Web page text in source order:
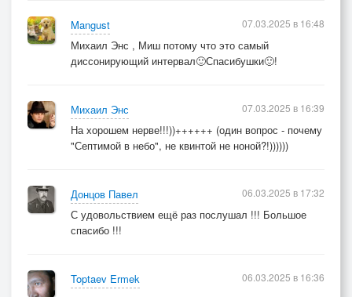
Mangust
Михаил Энс , Миш потому что это самый
диссонирующий интервал🙂Спасибушки🙂!
07.03.2025 в 16:48
Михаил Энс
На хорошем нерве!!!))++++++ (один вопрос - почему
"Септимой в небо", не квинтой не ноной?!))))))
07.03.2025 в 16:39
Донцов Павел
С удовольствием ещё раз послушал !!! Большое
спасибо !!!
06.03.2025 в 17:32
Toptaev Ermek 06.03.2025 в 16:36